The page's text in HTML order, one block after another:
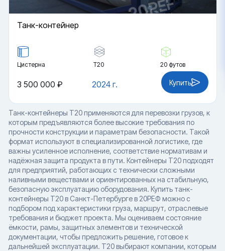
Танк-контейнер
Цистерна Т20 20 футов
2024 г.
3 500 000 ₽ Купить
Танк-контейнеры T20 применяются для перевозки грузов, к
которым предъявляются более высокие требования по
прочности конструкции и параметрам безопасности. Такой
формат используют в специализированной логистике, где
важны усиленное исполнение, соответствие нормативам и
надёжная защита продукта в пути. Контейнеры T20 подходят
для предприятий, работающих с технически сложными
наливными веществами и ориентированных на стабильную,
безопасную эксплуатацию оборудования. Купить танк-
контейнеры T20 в Санкт-Петербурге в 20РЕФ можно с
подбором под характеристики груза, маршрут, отраслевые
требования и бюджет проекта. Мы оцениваем состояние
ёмкости, рамы, защитных элементов и технической
документации, чтобы предложить решение, готовое к
дальнейшей эксплуатации. T20 выбирают компании, которым